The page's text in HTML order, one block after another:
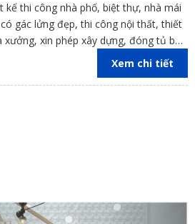
kế thi công nhà phố, biệt thự, nhà mái
gác lửng đẹp, thi công nội thất, thiết
xin phép xây dựng, đóng tủ bếp
Nai, Bình Dương, TP Hồ Chí Minh,
Xem chi tiết